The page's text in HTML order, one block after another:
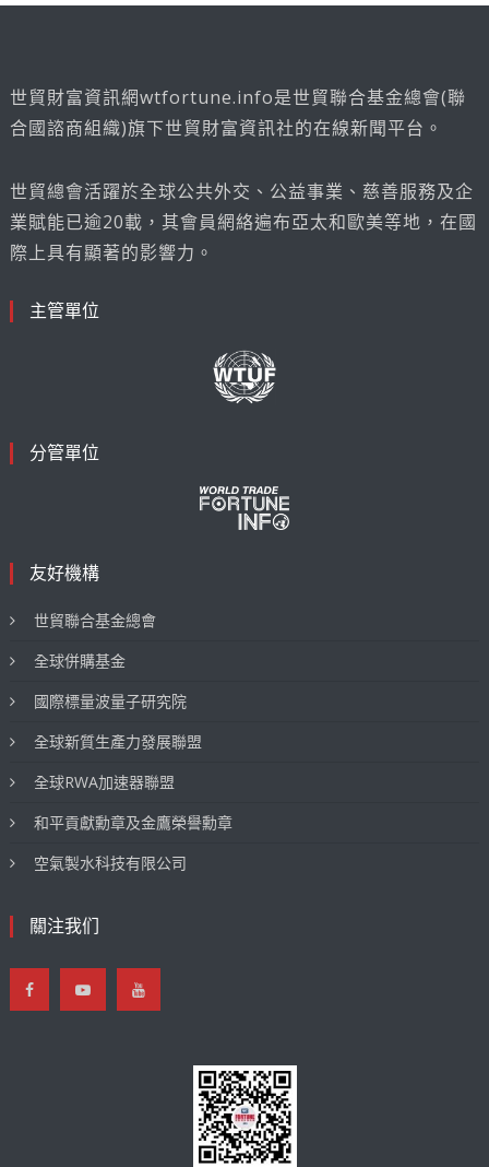
世貿財富資訊網wtfortune.info是世貿聯合基金總會(聯
合國諮商組織)旗下世貿財富資訊社的在線新聞平台。
世貿總會活躍於全球公共外交、公益事業、慈善服務及企
業賦能已逾20載，其會員網絡遍布亞太和歐美等地，在國
際上具有顯著的影響力。
主管單位
分管單位
友好機構
世貿聯合基金總會
全球併購基金
國際標量波量子研究院
全球新質生產力發展聯盟
全球RWA加速器聯盟
和平貢獻勳章及金鷹榮譽勳章
空氣製水科技有限公司
關注我们